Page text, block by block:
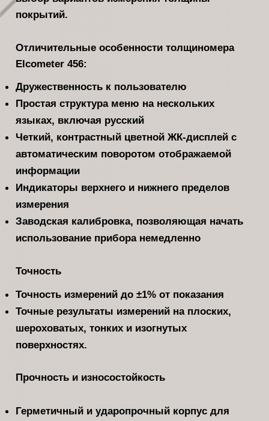
покрытий.
Отличительные особенности толщиномера
Elcometer 456:
Дружественность к пользователю
Простая структура меню на нескольких
языках, включая русский
Четкий, контрастный цветной ЖК-дисплей с
автоматическим поворотом отображаемой
информации
Индикаторы верхнего и нижнего пределов
измерения
Заводская калибровка, позволяющая начать
использование прибора немедленно
Точность
Точность измерений до ±1% от показания
Точные результаты измерений на плоских,
шероховатых, тонких и изогнутых
поверхностях.
Прочность и износостойкость
Герметичный и ударопрочный корпус для